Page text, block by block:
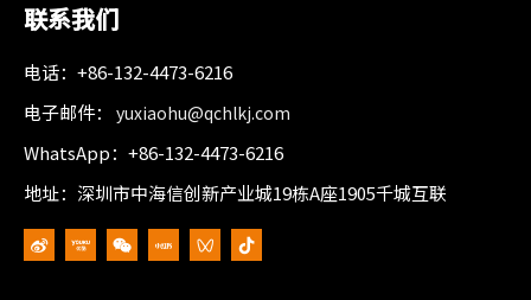
联系我们
电话：+86-132-4473-6216
电子邮件： yuxiaohu@qchlkj.com
WhatsApp：+86-132-4473-6216
地址：深圳市中海信创新产业城19栋A座1905千城互联